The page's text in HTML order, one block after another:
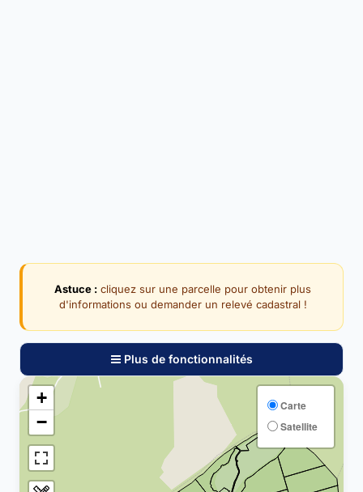
Astuce : cliquez sur une parcelle pour obtenir plus
d'informations ou demander un relevé cadastral !
Plus de fonctionnalités
+
−
Carte
Satellite